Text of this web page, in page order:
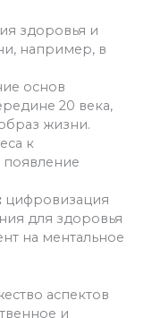
здоровья и
например, в
основ
20 века,
жизни.
к
появление
цифровизация
для здоровья
на ментальное
аспектов
и